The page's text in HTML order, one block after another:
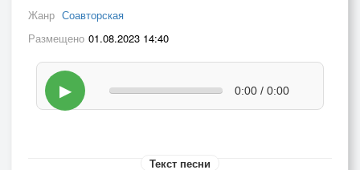
Жанр Соавторская
Размещено 01.08.2023 14:40
▶ 0:00 / 0:00
Текст песни